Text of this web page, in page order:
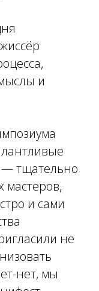
и
— тщательно
мастеров,
и сами
не
нет, мы